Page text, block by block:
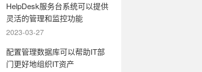
HelpDesk服务台系统可以提供
灵活的管理和监控功能
2023-03-27
配置管理数据库可以帮助IT部
门更好地组织IT资产